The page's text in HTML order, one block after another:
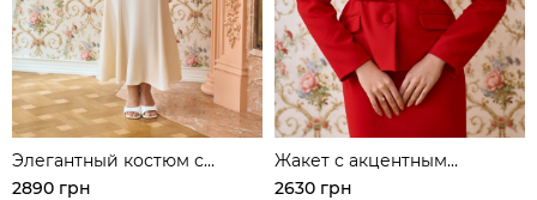
Элегантный костюм с
блузой и юбкой из легкой
2890 грн
Жакет с акцентным
широким воротником
2630 грн